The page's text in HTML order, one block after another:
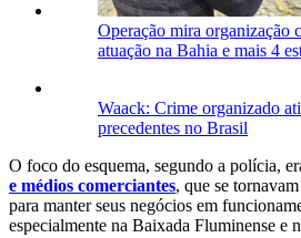
Operação mira organização
atuação na Bahia e mais 4
Waack: Crime organizado
precedentes no Brasil
O foco do esquema, segundo a polícia,
e médios comerciantes, que se
para manter seus negócios em
especialmente na Baixada Fluminense e